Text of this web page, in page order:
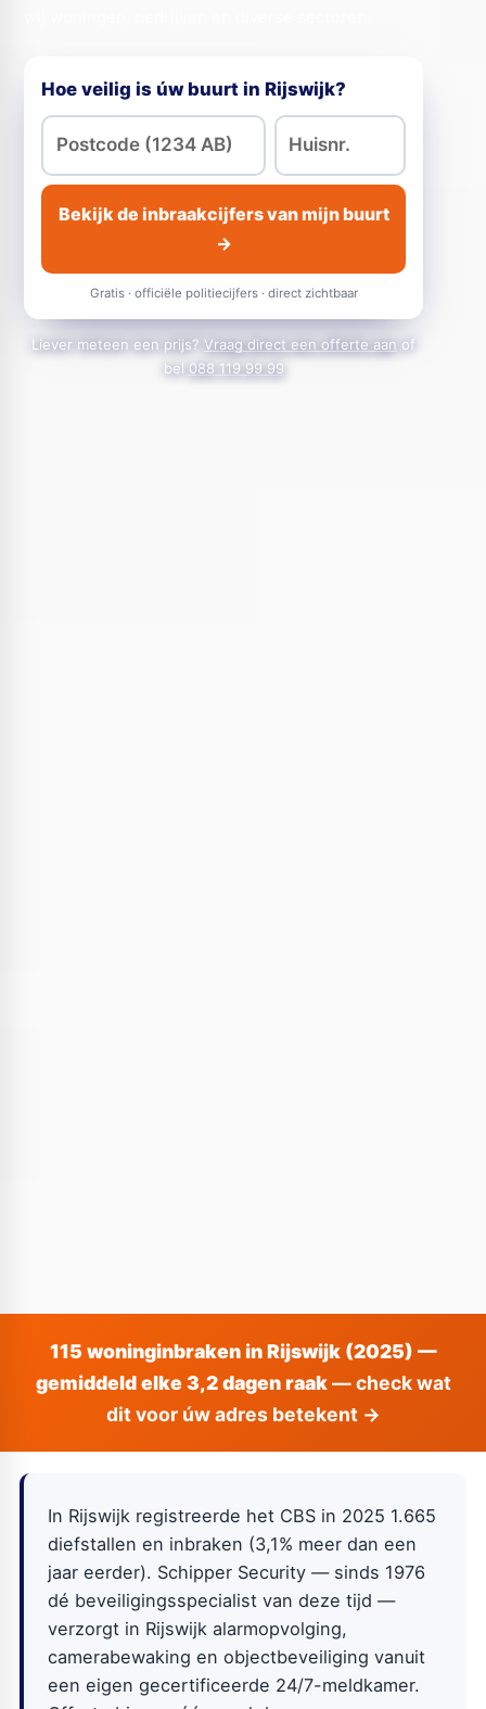
Hoe veilig is úw buurt in Rijswijk?
Bekijk de inbraakcijfers van mijn buurt
→
Gratis · officiële politiecijfers · direct zichtbaar
Liever meteen een prijs? Vraag direct een offerte aan of
bel 088 119 99 99
115 woninginbraken in Rijswijk (2025) —
gemiddeld elke 3,2 dagen raak— check wat
dit voor úw adres betekent →
In Rijswijk registreerde het CBS in 2025 1.665
diefstallen en inbraken (3,1% meer dan een
jaar eerder). Schipper Security — sinds 1976
dé beveiligingsspecialist van deze tijd —
verzorgt in Rijswijk alarmopvolging,
camerabewaking en objectbeveiliging vanuit
een eigen gecertificeerde 24/7-meldkamer.